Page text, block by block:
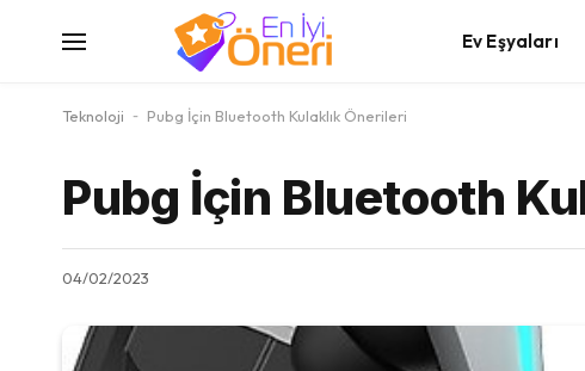
Ev Eşyaları
Teknoloji - Pubg İçin Bluetooth Kulaklık Önerileri
Pubg İçin Bluetooth
04/02/2023